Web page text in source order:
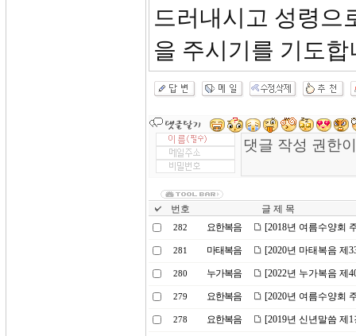
드러내시고 성령으
을 주시기를 기도합
번호 글 제 목
282 요한복음 [2018년 여름수양회
281 마태복음 [2020년 마태복음 제
280 누가복음 [2022년 누가복음 제
279 요한복음 [2020년 여름수양회
278 요한복음 [2019년 신년말씀 제